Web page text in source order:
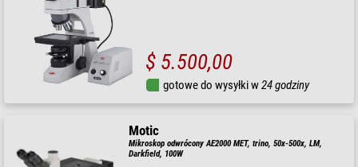
$ 5.500,00
gotowe do wysyłki w24 godziny
Motic
Mikroskop odwrócony AE2000 MET, trino, 50x-500x, LM,
Darkfield, 100W